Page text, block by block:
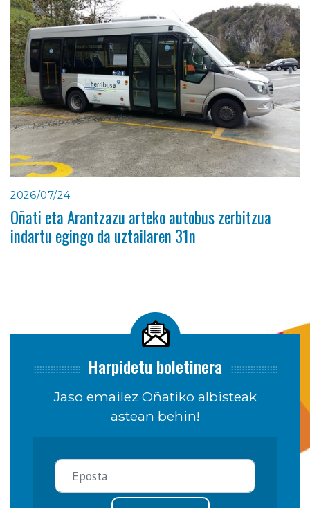
2026/07/24
Oñati eta Arantzazu arteko autobus zerbitzua
indartu egingo da uztailaren 31n
Harpidetu boletinera
Jaso emailez Oñatiko albisteak
astean behin!